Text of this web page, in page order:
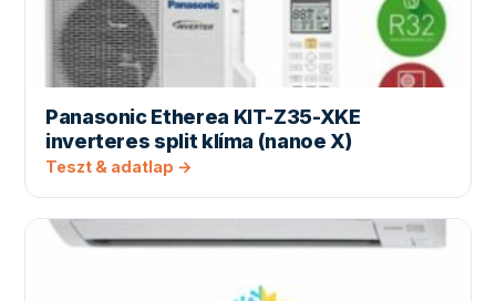
Panasonic Etherea KIT-Z35-XKE
inverteres split klíma (nanoe X)
Teszt & adatlap →